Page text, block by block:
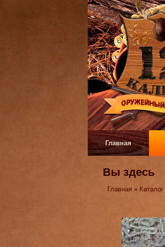
Главная
Вы здесь
Главная » Каталог